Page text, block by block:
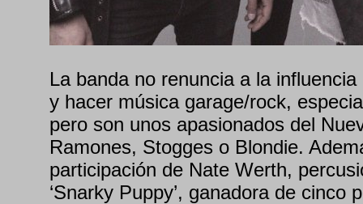
La banda no renuncia a la
y hacer música garage/rock,
pero son unos apasionados del
Ramones, Stogges o Blondie.
participación de Nate Werth,
‘Snarky Puppy’, ganadora de cinco